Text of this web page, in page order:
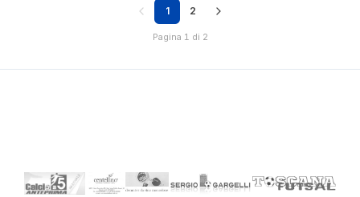
1 2
Pagina 1 di 2